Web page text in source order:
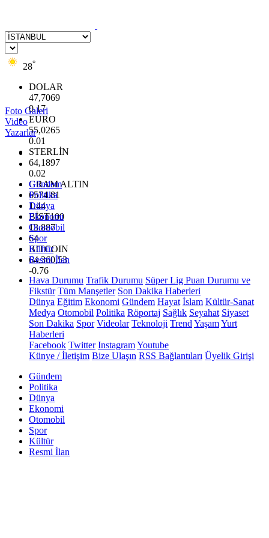
28°
DOLAR
47,7069
0.17
EURO
55,0265
0.01
STERLİN
64,1897
0.02
GRAM ALTIN
6574.81
1.44
BİST100
13.887
64
BITCOIN
64.360,53
-0.76
Foto Galeri
Video
Yazarlar
Gündem
Politika
Dünya
Ekonomi
Otomobil
Spor
Kültür
Resmi İlan
Hava Durumu Trafik Durumu Süper Lig Puan Durumu ve
Fikstür Tüm Manşetler Son Dakika Haberleri
Dünya Eğitim Ekonomi Gündem Hayat İslam Kültür-Sanat
Medya Otomobil Politika Röportaj Sağlık Seyahat Siyaset
Son Dakika Spor Videolar Teknoloji Trend YaşamYurt
Haberleri
Facebook Twitter InstagramYoutube
Künye / İletişim Bize Ulaşın RSS Bağlantıları Üyelik Girişi
Gündem
Politika
Dünya
Ekonomi
Otomobil
Spor
Kültür
Resmi İlan